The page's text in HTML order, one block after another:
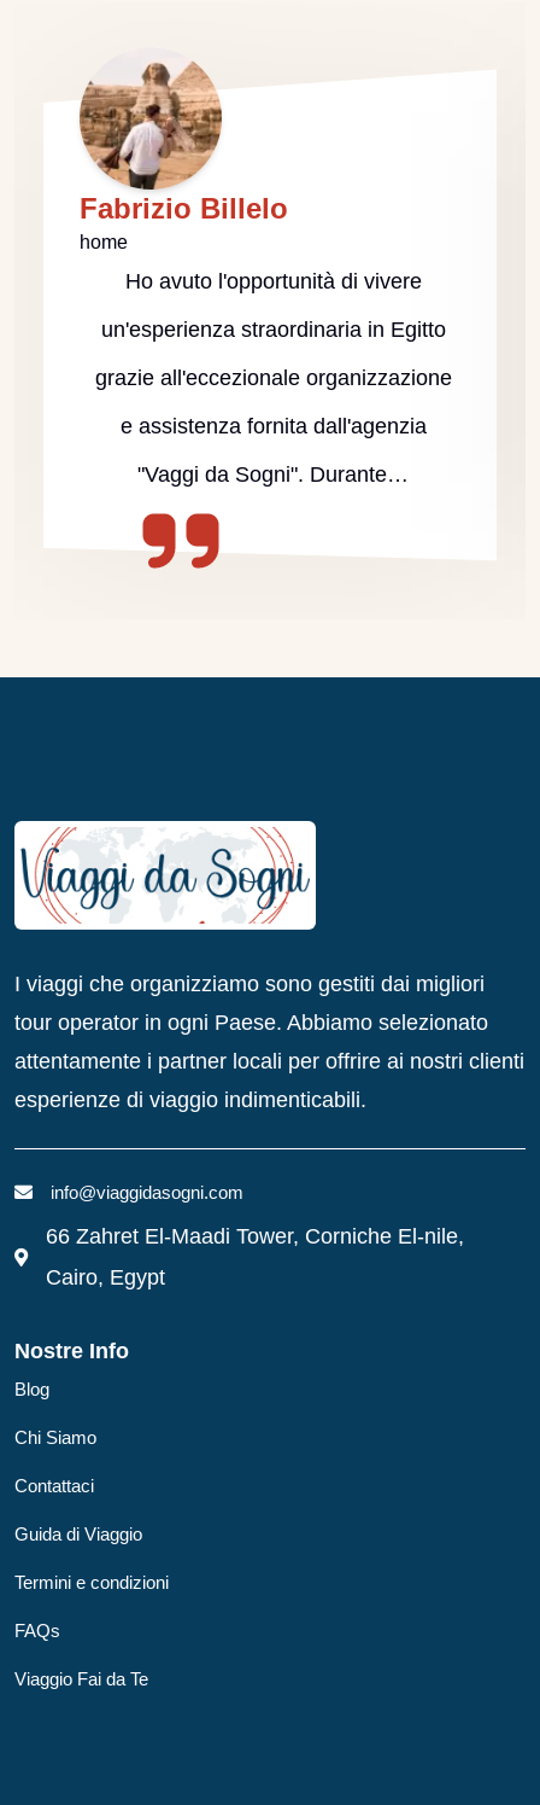
Fabrizio Billelo
home
Ho avuto l'opportunità di vivere
un'esperienza straordinaria in Egitto
grazie all'eccezionale organizzazione
e assistenza fornita dall'agenzia
"Vaggi da Sogni". Durante…
I viaggi che organizziamo sono gestiti dai migliori
tour operator in ogni Paese. Abbiamo selezionato
attentamente i partner locali per offrire ai nostri clienti
esperienze di viaggio indimenticabili.
info@viaggidasogni.com
66 Zahret El-Maadi Tower, Corniche El-nile,
Cairo, Egypt
Nostre Info
Blog
Chi Siamo
Contattaci
Guida di Viaggio
Termini e condizioni
FAQs
Viaggio Fai da Te